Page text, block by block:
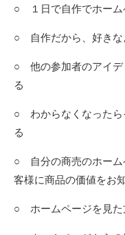
○ １日で自作でホーム
○ 自作だから、好きな
○ 他の参加者のアイデ
る
○ わからなくなったら
る
○ 自分の商売のホーム
客様に商品の価値をお
○ ホームページを見た